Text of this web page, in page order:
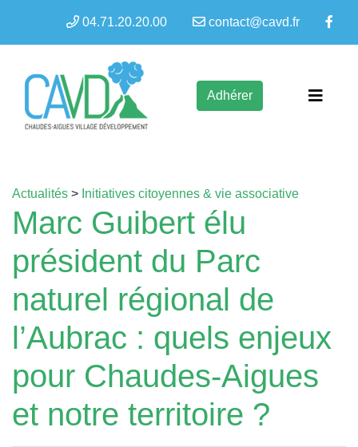
04.71.20.20.00 contact@cavd.fr
Adhérer
Actualités > Initiatives citoyennes & vie associative
Marc Guibert élu
président du Parc
naturel régional de
l’Aubrac : quels enjeux
pour Chaudes-Aigues
et notre territoire ?